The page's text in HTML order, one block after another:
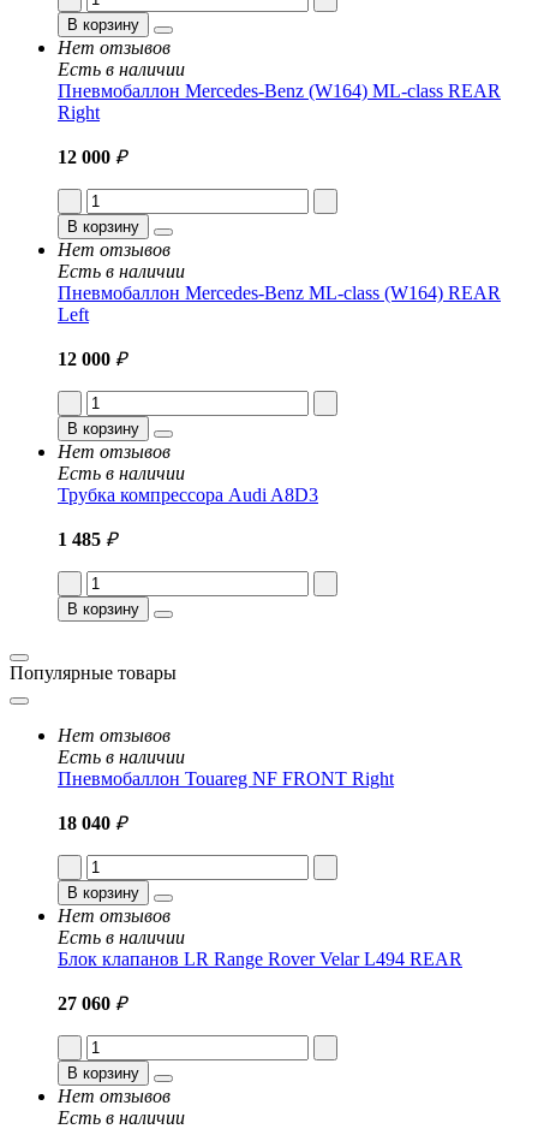
В корзину
Нет отзывов
Есть в наличии
Пневмобаллон Mercedes-Benz (W164) ML-class REAR
Right
12 000 ₽
В корзину
Нет отзывов
Есть в наличии
Пневмобаллон Mercedes-Benz ML-class (W164) REAR
Left
12 000 ₽
В корзину
Нет отзывов
Есть в наличии
Трубка компрессора Audi A8D3
1 485 ₽
В корзину
Популярные товары
Нет отзывов
Есть в наличии
Пневмобаллон Touareg NF FRONT Right
18 040 ₽
В корзину
Нет отзывов
Есть в наличии
Блок клапанов LR Range Rover Velar L494 REAR
27 060 ₽
В корзину
Нет отзывов
Есть в наличии